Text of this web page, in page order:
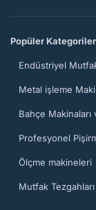
Popüler
Endüstriyel
Metal işleme
Bahçe Makinaları
Profesyonel
Ölçme makineleri
Mutfak